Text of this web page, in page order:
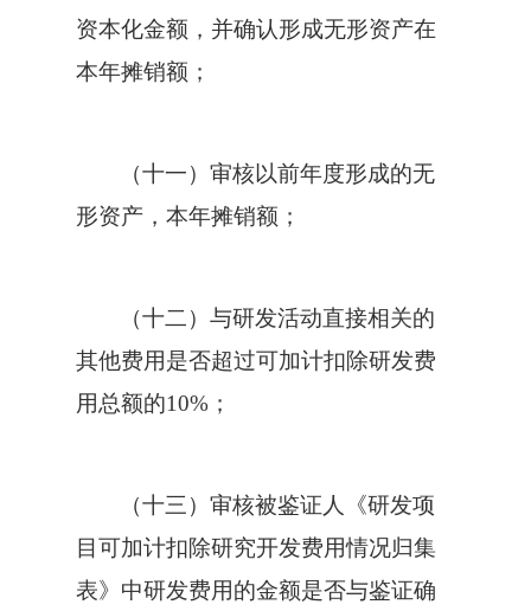
资本化金额，并确认形成无形资产在
本年摊销额；
（十一）审核以前年度形成的无
形资产，本年摊销额；
（十二）与研发活动直接相关的
其他费用是否超过可加计扣除研发费
用总额的10%；
（十三）审核被鉴证人《研发项
目可加计扣除研究开发费用情况归集
表》中研发费用的金额是否与鉴证确